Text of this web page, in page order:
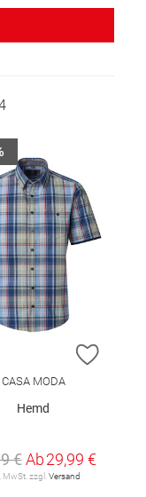
HINZUFÜGEN
ZUR
CASA MODA
Hemd
€ Ab29,99 €
MwSt. zzgl. Versand